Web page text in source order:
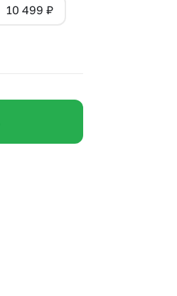
10 499 ₽